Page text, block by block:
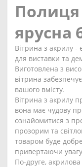
Полиця
ярусна
Вітрина з акрилу
для виставки та
Виготовлена з
вітрина
вашого вмісту.
Вітрина з акрилу
вона має чудову
ознайомитися з
прозорим та
товаром буде
привертаючи
По-друге, акрилова